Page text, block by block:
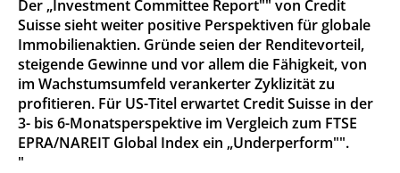
Der „Investment Committee Report"" von Credit
Suisse sieht weiter positive Perspektiven für globale
Immobilienaktien. Gründe seien der Renditevorteil,
steigende Gewinne und vor allem die Fähigkeit, von
im Wachstumsumfeld verankerter Zyklizität zu
profitieren. Für US-Titel erwartet Credit Suisse in der
3- bis 6-Monatsperspektive im Vergleich zum FTSE
EPRA/NAREIT Global Index ein „Underperform"".
"